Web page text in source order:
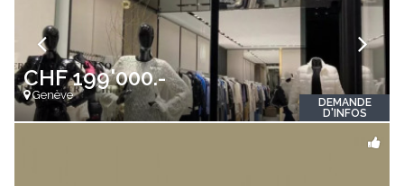
CHF 199'000.-
Genève
DEMANDE
D'INFOS